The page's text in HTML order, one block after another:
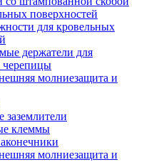
поверхностей
для кровельных
держатели для
черепицы
молниезащита и
заземлители
клеммы
молниезащита и